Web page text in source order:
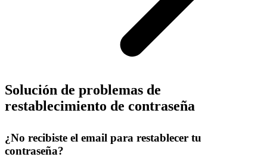
Solución de problemas de
restablecimiento de contraseña
¿No recibiste el email para restablecer tu
contraseña?